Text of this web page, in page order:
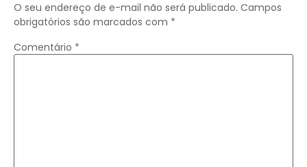
O seu endereço de e-mail não será publicado. Campos
obrigatórios são marcados com *
Comentário *